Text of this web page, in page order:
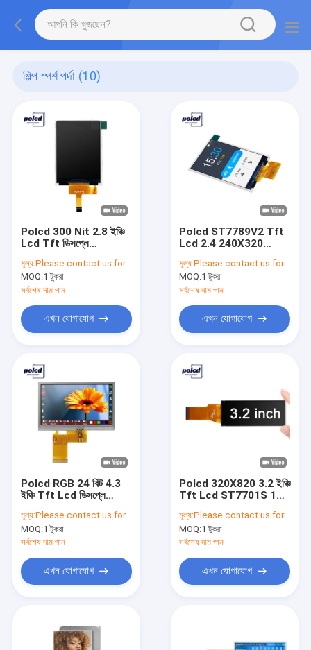
শিল্প স্পর্শ পর্দা (10)
Polcd 300 Nit 2.8 ইঞ্চি
Lcd Tft ডিসপ্লে
স্ক্রীন
মূল্য:Please contact us for latest price
MOQ:1 টুকরা
সর্বশেষ দাম পান
এখন যোগাযোগ
Polcd ST7789V2 Tft
Lcd 2.4 240X320
Nit
মূল্য:Please contact us for latest price
MOQ:1 টুকরা
সর্বশেষ দাম পান
এখন যোগাযোগ
Polcd RGB 24 বিট 4.3
ইঞ্চি Tft Lcd ডিসপ্লে
স্ক্রীন
মূল্য:Please contact us for latest price
MOQ:1 টুকরা
সর্বশেষ দাম পান
এখন যোগাযোগ
Polcd 320X820 3.2 ইঞ্চি
Tft Lcd ST7701S 16
মূল্য:Please contact us for latest price
MOQ:1 টুকরা
সর্বশেষ দাম পান
এখন যোগাযোগ